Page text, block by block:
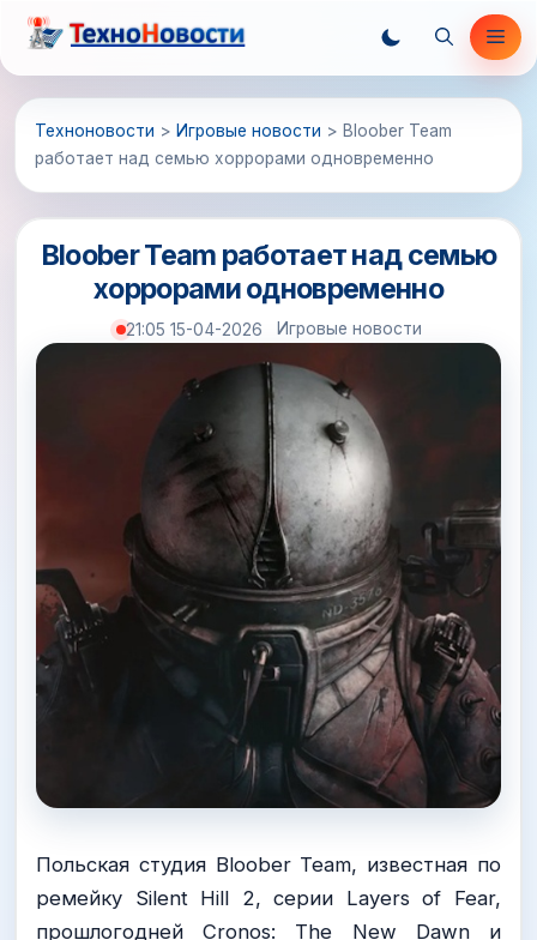
Перейти
содержимому
Техноновости > Игровые новости > Bloober Team
работает над семью хоррорами одновременно
Bloober Team работает над семью
хоррорами одновременно
21:05 15-04-2026 Игровые новости
Польская студия Bloober Team, известная по
ремейку Silent Hill 2, серии Layers of Fear,
прошлогодней Cronos: The New Dawn и